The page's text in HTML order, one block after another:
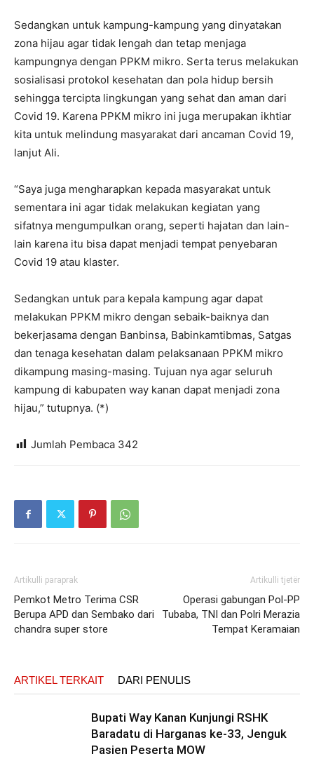
Sedangkan untuk kampung-kampung yang dinyatakan
zona hijau agar tidak lengah dan tetap menjaga
kampungnya dengan PPKM mikro. Serta terus melakukan
sosialisasi protokol kesehatan dan pola hidup bersih
sehingga tercipta lingkungan yang sehat dan aman dari
Covid 19. Karena PPKM mikro ini juga merupakan ikhtiar
kita untuk melindung masyarakat dari ancaman Covid 19,
lanjut Ali.
“Saya juga mengharapkan kepada masyarakat untuk
sementara ini agar tidak melakukan kegiatan yang
sifatnya mengumpulkan orang, seperti hajatan dan lain-
lain karena itu bisa dapat menjadi tempat penyebaran
Covid 19 atau klaster.
Sedangkan untuk para kepala kampung agar dapat
melakukan PPKM mikro dengan sebaik-baiknya dan
bekerjasama dengan Banbinsa, Babinkamtibmas, Satgas
dan tenaga kesehatan dalam pelaksanaan PPKM mikro
dikampung masing-masing. Tujuan nya agar seluruh
kampung di kabupaten way kanan dapat menjadi zona
hijau,” tutupnya. (*)
Jumlah Pembaca 342
Artikulli paraprak
Pemkot Metro Terima CSR
Berupa APD dan Sembako dari
chandra super store
Artikulli tjetër
Operasi gabungan Pol-PP
Tubaba, TNI dan Polri Merazia
Tempat Keramaian
ARTIKEL TERKAIT DARI PENULIS
Bupati Way Kanan Kunjungi RSHK
Baradatu di Harganas ke-33, Jenguk
Pasien Peserta MOW